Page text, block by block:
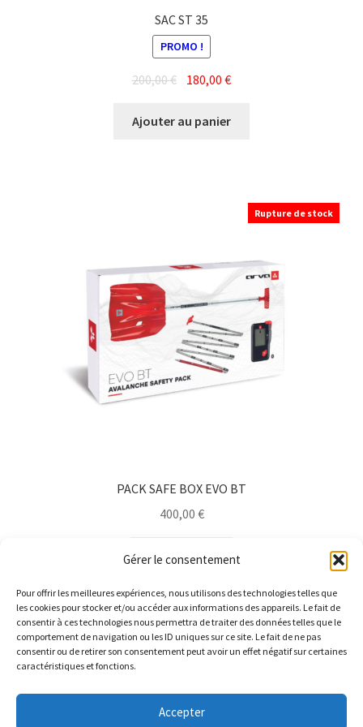
Gérer le consentement
Pour offrir les meilleures expériences, nous utilisons des technologies telles que
les cookies pour stocker et/ou accéder aux informations des appareils. Le fait de
consentir à ces technologies nous permettra de traiter des données telles que le
comportement de navigation ou les ID uniques sur ce site. Le fait de ne pas
consentir ou de retirer son consentement peut avoir un effet négatif sur certaines
caractéristiques et fonctions.
Accepter
SAC ST 35
PROMO !
200,00€ Le
initial
180,00€Le
actuel
Ajouter au panier
Rupture de stock
PACK SAFE BOX EVO BT
400,00 €
Lire la suite
© Barthelemy Ski 2025 -Conditions générales de vente et
Politique de Confidentialité